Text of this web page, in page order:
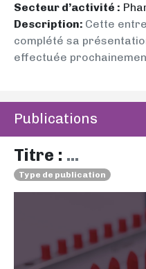
Secteur d’activité :
Description: Cette
complété sa
effectuée
Publications
Titre : ...
Type de publication